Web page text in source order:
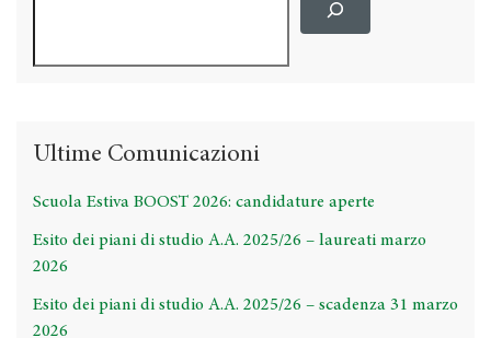
Ultime Comunicazioni
Scuola Estiva BOOST 2026: candidature aperte
Esito dei piani di studio A.A. 2025/26 – laureati marzo
2026
Esito dei piani di studio A.A. 2025/26 – scadenza 31 marzo
2026